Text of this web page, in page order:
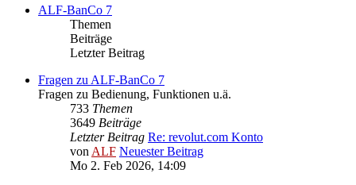
ALF-BanCo 7
Themen
Beiträge
Letzter Beitrag
Fragen zu ALF-BanCo 7
Fragen zu Bedienung, Funktionen u.ä.
733 Themen
3649 Beiträge
Letzter Beitrag Re: revolut.com Konto
vonALF Neuester Beitrag
Mo 2. Feb 2026, 14:09